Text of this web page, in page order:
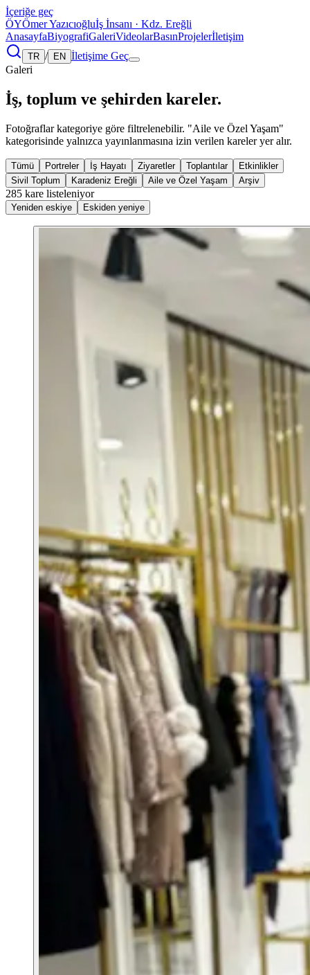
İçeriğe geç
ÖYÖmer Yazıcıoğluİş İnsanı · Kdz. Ereğli
AnasayfaBiyografiGaleriVideolarBasınProjelerİletişim
TR / EN İletişime Geç
Galeri
İş, toplum ve şehirden kareler.
Fotoğraflar kategoriye göre filtrelenebilir. "Aile ve Özel Yaşam"
kategorisinde yalnızca yayınlanmasına izin verilen kareler yer alır.
Tümü Portreler İş Hayatı Ziyaretler Toplantılar
Etkinlikler
Sivil Toplum
Karadeniz Ereğli Aile ve Özel Yaşam Arşiv
285 kare listeleniyor
Yeniden eskiye Eskiden yeniye